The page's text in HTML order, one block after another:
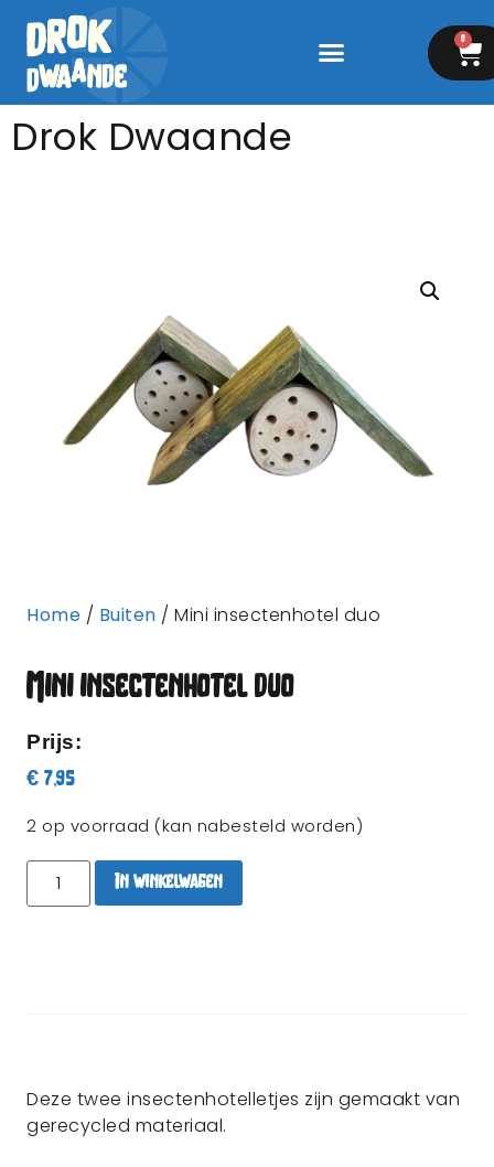
0
Drok Dwaande
Home / Buiten / Mini insectenhotel duo
Mini insectenhotel duo
Prijs:
€ 7,95
2 op voorraad (kan nabesteld worden)
In winkelwagen
Deze twee insectenhotelletjes zijn gemaakt van
gerecycled materiaal.